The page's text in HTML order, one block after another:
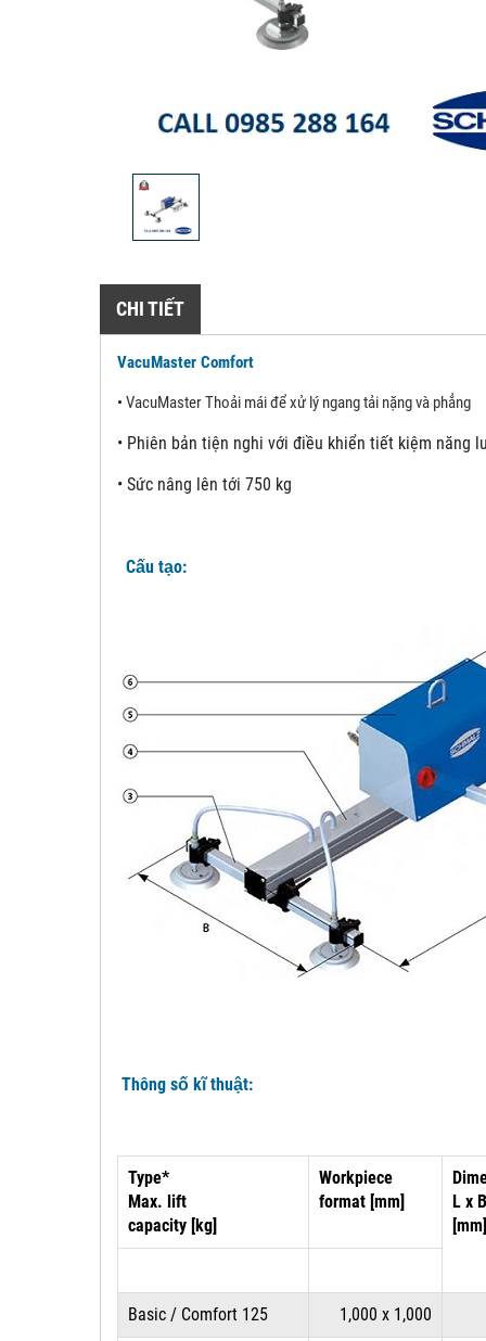
CHI TIẾT
VacuMaster Comfort
• VacuMaster Thoải mái để xử lý ngang tải nặng và phẳng
• Phiên bản tiện nghi với điều khiển tiết kiệm năng
• Sức nâng lên tới 750 kg
Cấu tạo:
Thông số kĩ thuật:
Type*
Max. lift
capacity [kg]
Workpiece
format [mm]
L x
[mm]
Basic / Comfort 125 1,000 x 1,000